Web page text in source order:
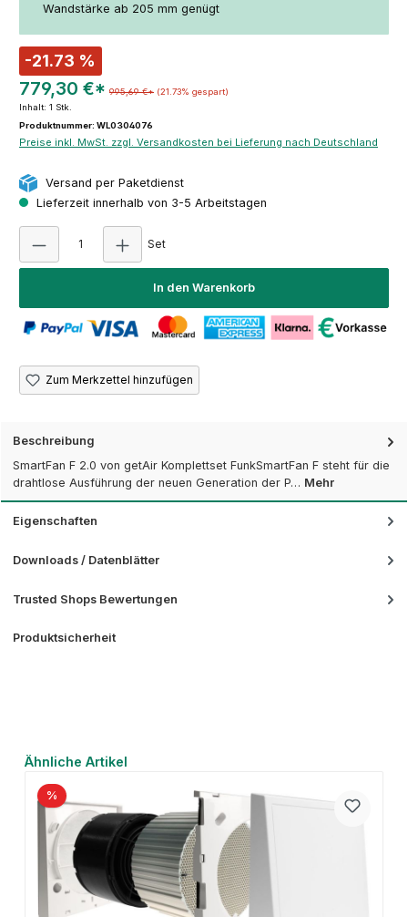
Wandstärke ab 205 mm genügt
-21.73 %
779,30 €* 995,69 €* (21.73% gespart)
Inhalt: 1 Stk.
Produktnummer: WL0304076
Preise inkl. MwSt. zzgl. Versandkosten bei Lieferung nach Deutschland
Versand per Paketdienst
Lieferzeit innerhalb von 3-5 Arbeitstagen
Set
In den Warenkorb
Zum Merkzettel hinzufügen
Beschreibung
SmartFan F 2.0 von getAir Komplettset FunkSmartFan F steht für die
drahtlose Ausführung der neuen Generation der P… Mehr
Eigenschaften
Downloads / Datenblätter
Trusted Shops Bewertungen
Produktsicherheit
Produktgalerie überspringen
Ähnliche Artikel
%